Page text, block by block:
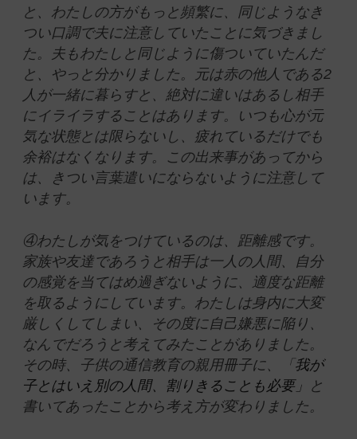
と、わたしの方がもっと頻繁に、同じようなき
つい口調で夫に注意していたことに気づきまし
た。夫もわたしと同じように傷ついていたんだ
と、やっと分かりました。元は赤の他人である2
人が一緒に暮らすと、絶対に違いはあるし相手
にイライラすることはあります。いつも心が元
気な状態とは限らないし、疲れているだけでも
余裕はなくなります。この出来事があってから
は、きつい言葉遣いにならないように注意して
います。
④わたしが気をつけているのは、距離感です。
家族や友達であろうと相手は一人の人間、自分
の感覚を当てはめ過ぎないように、適度な距離
を取るようにしています。わたしは身内に大変
厳しくしてしまい、その度に自己嫌悪に陥り、
なんでだろうと考えてみたことがありました。
その時、子供の通信教育の親用冊子に、「 我が
子とはいえ別の人間、割りきることも必要」 と
書いてあったことから考え方が変わりました。